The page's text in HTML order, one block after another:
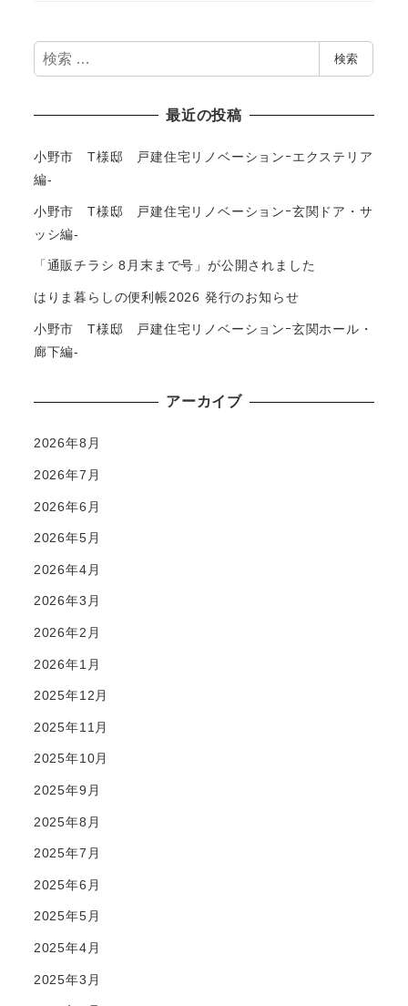
検
索
検索
最近の投稿
小野市 T様邸 戸建住宅リノベーションｰエクステリア
編-
小野市 T様邸 戸建住宅リノベーションｰ玄関ドア・サ
ッシ編-
「通販チラシ 8月末まで号」が公開されました
はりま暮らしの便利帳2026 発行のお知らせ
小野市 T様邸 戸建住宅リノベーションｰ玄関ホール・
廊下編-
アーカイブ
2026年8月
2026年7月
2026年6月
2026年5月
2026年4月
2026年3月
2026年2月
2026年1月
2025年12月
2025年11月
2025年10月
2025年9月
2025年8月
2025年7月
2025年6月
2025年5月
2025年4月
2025年3月